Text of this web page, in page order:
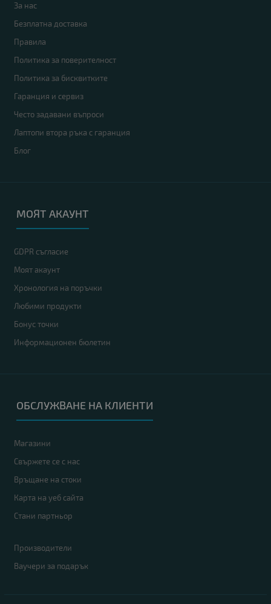
За нас
Безплатна доставка
Правила
Политика за поверителност
Политика за бисквитките
Гаранция и сервиз
Често задавани въпроси
Лаптопи втора ръка с гаранция
Блог
МОЯТ АКАУНТ
GDPR съгласие
Моят акаунт
Хронология на поръчки
Любими продукти
Бонус точки
Информационен бюлетин
ОБСЛУЖВАНЕ НА КЛИЕНТИ
Магазини
Свържете се с нас
Връщане на стоки
Карта на уеб сайта
Стани партньор
Производители
Ваучери за подарък